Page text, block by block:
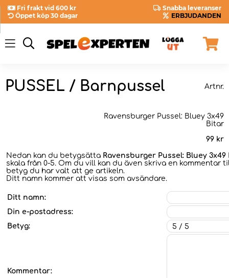
Fri frakt vid 600 kr
Snabba leveranser
Öppet köp 30 dagar
ERBJUDANDEN
PUSSEL / Barnpussel Artnr.
Ravensburger Pussel: Bluey 3x49
Bitar
99 kr
Nedan kan du betygsätta Ravensburger Pussel: Bluey 3x49
skala från 0-5. Om du vill kan du även skriva en kommentar
betyg du har valt att ge artikeln.
Ditt namn kommer att visas som avsändare.
Ditt namn:
Din e-postadress:
Betyg:
Kommentar: